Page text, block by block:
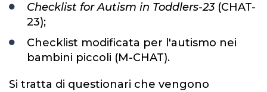
Checklist for Autism in Toddlers-23(CHAT-
23);
Checklist modificata per l'autismo nei
bambini piccoli (M-CHAT).
Si tratta di questionari che vengono